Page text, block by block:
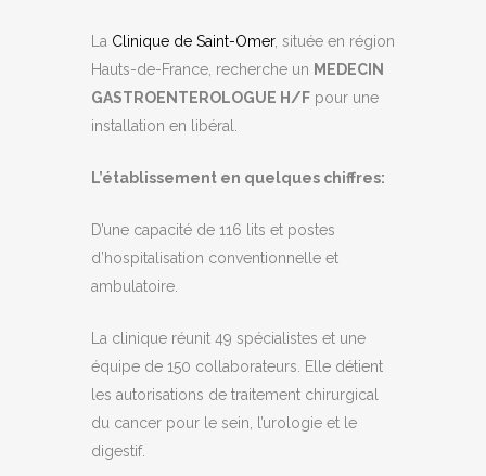
La Clinique de Saint-Omer, située en région
Hauts-de-France, recherche un MEDECIN
GASTROENTEROLOGUE H/F pour une
installation en libéral.
L’établissement en quelques chiffres:
D’une capacité de 116 lits et postes
d’hospitalisation conventionnelle et
ambulatoire.
La clinique réunit 49 spécialistes et une
équipe de 150 collaborateurs. Elle détient
les autorisations de traitement chirurgical
du cancer pour le sein, l’urologie et le
digestif.